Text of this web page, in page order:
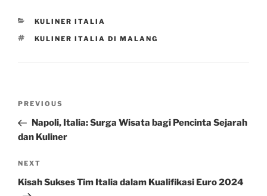
CATEGORIES
KULINER ITALIA
TAGS
KULINER ITALIA DI MALANG
Previous
Post
PREVIOUS
Napoli, Italia: Surga Wisata bagi Pencinta Sejarah
dan Kuliner
Next
Post
NEXT
Kisah Sukses Tim Italia dalam Kualifikasi Euro 2024